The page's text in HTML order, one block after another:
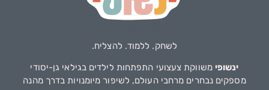
לשחק. ללמוד. להצליח.
ינשופי משווקת צעצועי התפתחות לילדים בגילאי גן-יסודי
מספקים נבחרים מרחבי העולם, לשיפור מיומנויות בדרך מהנה